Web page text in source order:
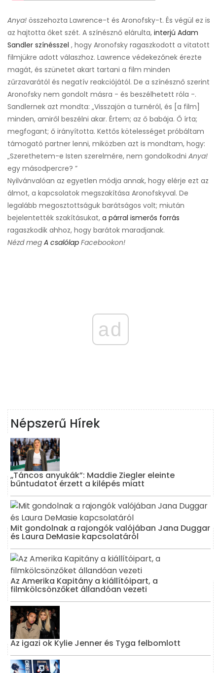
Anya! összehozta Lawrence-t és Aronofsky-t. És végül ez is
az hajtotta őket szét. A színésznő elárulta, interjú Adam
Sandler színésszel , hogy Aronofsky ragaszkodott a vitatott
filmjükre adott válaszhoz. Lawrence védekezőnek érezte
magát, és szünetet akart tartani a film minden
zűrzavarától és negatív reakciójától. De a színésznő szerint
Aronofsky nem gondolt másra - és beszélhetett róla -.
Sandlernek azt mondta: „Visszajön a turnéról, és [a film]
minden, amiről beszélni akar. Értem; az ő babája. Ő írta;
megfogant; ő irányította. Kettős kötelességet próbáltam
támogató partner lenni, miközben azt is mondtam, hogy:
„Szerethetem-e Isten szerelmére, nem gondolkodni Anya!
egy másodpercre? ”
Nyilvánvalóan az egyetlen módja annak, hogy elérje ezt az
álmot, a kapcsolatok megszakítása Aronofskyval. De
legalább megosztottságuk barátságos volt; miután
bejelentették szakításukat, a párral ismerős forrás
ragaszkodik ahhoz, hogy barátok maradjanak.
Nézd meg A csalólap Facebookon!
ad
Népszerű Hírek
„Táncos anyukák”: Maddie Ziegler eleinte
bűntudatot érzett a kilépés miatt
Mit gondolnak a rajongók valójában Jana Duggar
és Laura DeMasie kapcsolatáról
Az Amerika Kapitány a kiállítóipart, a
filmkölcsönzőket állandóan vezeti
Az igazi ok Kylie Jenner és Tyga felbomlott